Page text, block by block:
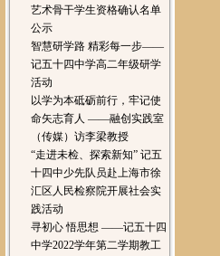
艺术骨干学生资格确认名单
公示
智慧研学路 精彩每一步——
记五十四中学高二年级研学
活动
以学为本砥砺前行，牢记使
命矢志育人 ——融创实践室
（传媒）访李梁教授
“走进未检、探索新知” 记五
十四中少先队员赴上海市徐
汇区人民检察院开展社会实
践活动
寻初心 悟思想 ——记五十四
中学2022学年第二学期教工